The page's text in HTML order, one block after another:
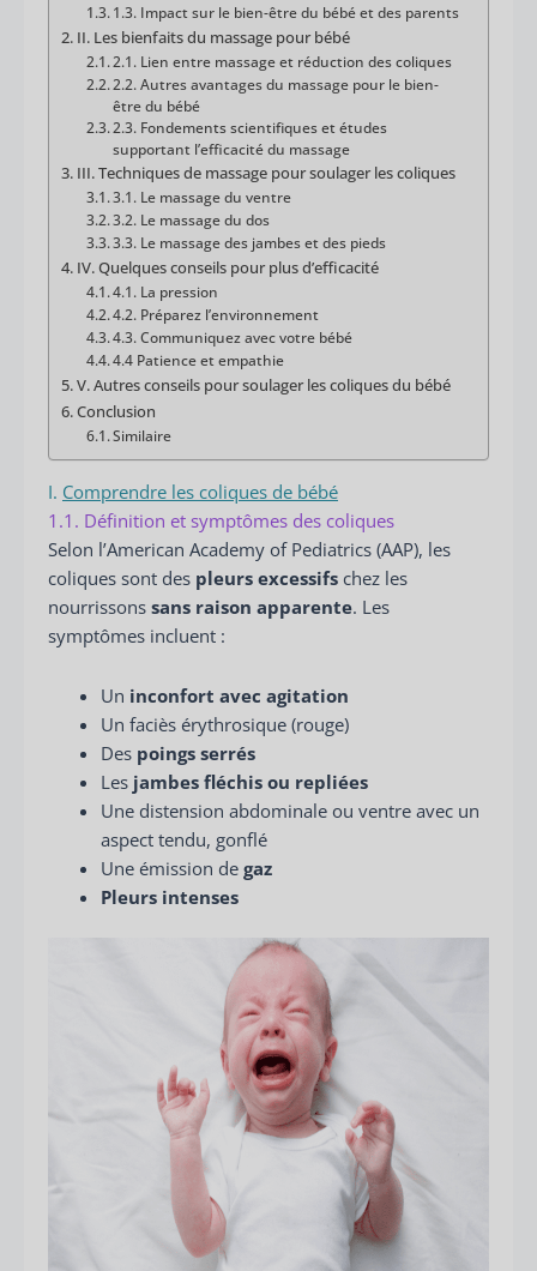
1.3. Impact sur le bien-être du bébé et des parents
II. Les bienfaits du massage pour bébé
2.1. Lien entre massage et réduction des coliques
2.2. Autres avantages du massage pour le bien-
être du bébé
2.3. Fondements scientifiques et études
supportant l’efficacité du massage
III. Techniques de massage pour soulager les coliques
3.1. Le massage du ventre
3.2. Le massage du dos
3.3. Le massage des jambes et des pieds
IV. Quelques conseils pour plus d’efficacité
4.1. La pression
4.2. Préparez l’environnement
4.3. Communiquez avec votre bébé
4.4 Patience et empathie
V. Autres conseils pour soulager les coliques du bébé
Conclusion
Similaire
I. Comprendre les coliques de bébé
1.1. Définition et symptômes des coliques
Selon l’American Academy of Pediatrics (AAP), les
coliques sont des pleurs excessifs chez les
nourrissons sans raison apparente. Les
symptômes incluent :
Un inconfort avec agitation
Un faciès érythrosique (rouge)
Des poings serrés
Les jambes fléchis ou repliées
Une distension abdominale ou ventre avec un
aspect tendu, gonflé
Une émission de gaz
Pleurs intenses